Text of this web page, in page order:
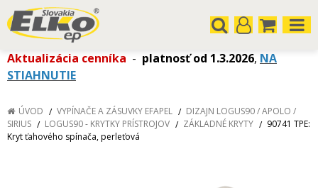
Aktualizácia cenníka - platnosť od 1.3.2026, NA
STIAHNUTIE
ÚVOD VYPÍNAČE A ZÁSUVKY EFAPEL
DIZAJN LOGUS90 / APOLO /
SIRIUS
LOGUS90 - KRYTKY PRÍSTROJOV ZÁKLADNÉ KRYTY
90741 TPE:
Kryt ťahového spínača, perleťová